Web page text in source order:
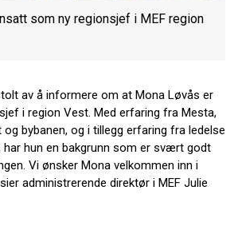
som ny regionsjef i MEF region
av å informere om at Mona Løvås er
i region Vest. Med erfaring fra Mesta,
og bybanen, og i tillegg erfaring fra ledelse
har hun en bakgrunn som er svært godt
Vi ønsker Mona velkommen inn i
administrerende direktør i MEF Julie